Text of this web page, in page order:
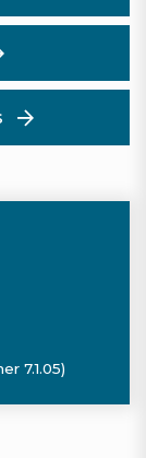
7.1.05)